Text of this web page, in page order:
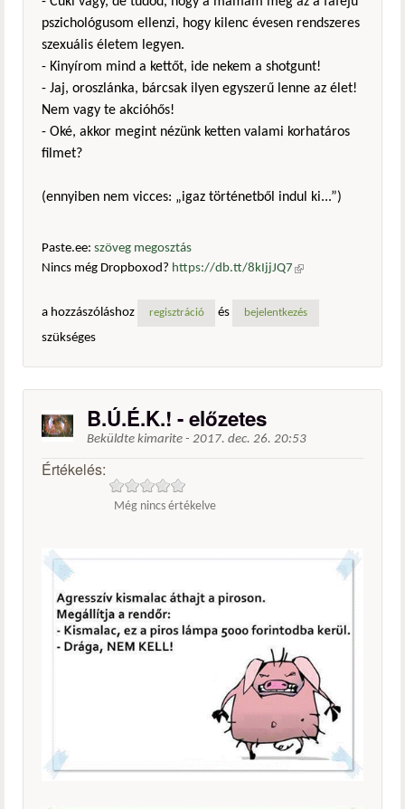
pszichológusom ellenzi, hogy kilenc évesen rendszeres
szexuális életem legyen.
- Kinyírom mind a kettőt, ide nekem a shotgunt!
- Jaj, oroszlánka, bárcsak ilyen egyszerű lenne az élet!
Nem vagy te akcióhős!
- Oké, akkor megint nézünk ketten valami korhatáros
filmet?
(ennyiben nem vicces: „igaz történetből indul ki...”)
Paste.ee: szöveg megosztás
Nincs még Dropboxod? https://db.tt/8kIjjJQ7 (külső
a hozzászóláshoz
regisztráció és bejelentkezés
szükséges
B.Ú.É.K.! - előzetes
Beküldte kimarite - 2017. dec. 26. 20:53
Értékelés:
Még nincs értékelve